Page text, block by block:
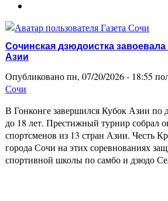
Сочинская дзюдоистка
Азии
Опубликовано пн, 07/20/2026 - 18:55
Сочи
В Гонконге завершился Кубок Азии по
до 18 лет. Престижный турнир собрал
спортсменов из 13 стран Азии. Честь
города Сочи на этих соревнованиях
спортивной школы по самбо и дзюдо